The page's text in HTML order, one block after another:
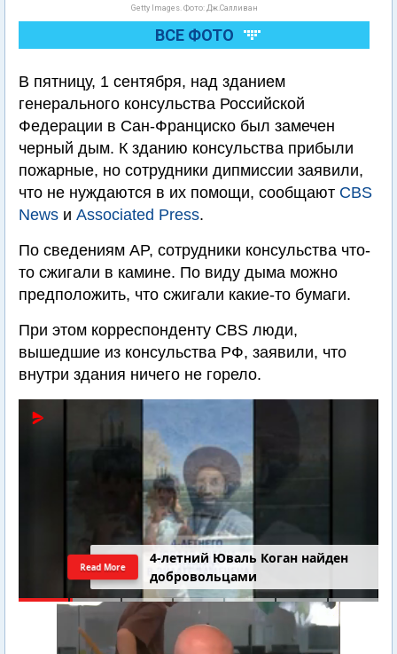
Getty Images. Фото: Дж.Салливан
ВСЕ ФОТО
В пятницу, 1 сентября, над зданием
генерального консульства Российской
Федерации в Сан-Франциско был замечен
черный дым. К зданию консульства прибыли
пожарные, но сотрудники дипмиссии заявили,
что не нуждаются в их помощи, сообщают CBS
News и Associated Press.
По сведениям AP, сотрудники консульства что-
то сжигали в камине. По виду дыма можно
предположить, что сжигали какие-то бумаги.
При этом корреспонденту CBS люди,
вышедшие из консульства РФ, заявили, что
внутри здания ничего не горело.
4-летний Юваль Коган найден
добровольцами
Read More